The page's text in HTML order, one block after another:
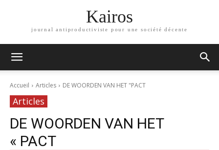
Kairos
journal antiproductiviste pour une société décente
Accueil Articles DE WOORDEN VAN HET "PACT
Articles
DE WOORDEN VAN HET
« PACT